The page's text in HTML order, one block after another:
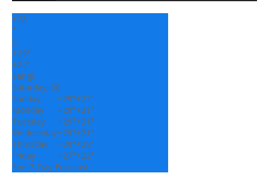
+28
°
C
+29°
+22°
Sangli
Saturday, 08
Sunday
+29°+22°
Monday
+29°+21°
Tuesday
+29°+21°
Wednesday+29°+21°
Thursday
+29°+22°
Friday
+27°+22°
See 7-Day Forecast